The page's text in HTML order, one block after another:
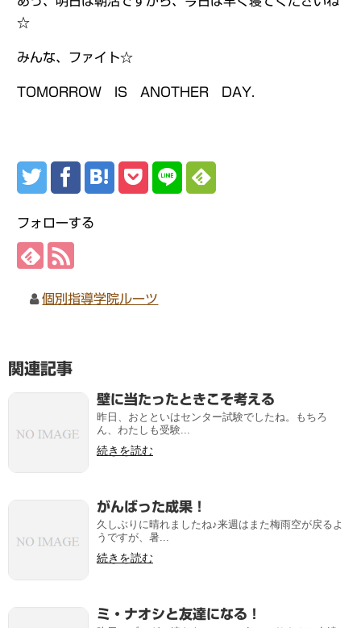
☆
みんな、ファイト☆
TOMORROW IS ANOTHER DAY.
フォローする
個別指導学院ルーツ
関連記事
壁に当たったときこそ考える
昨日、おとといはセンター試験でしたね。もちろ
ん、わたしも受験...
続きを読む
がんばった成果！
久しぶりに晴れましたね♪来週はまた梅雨空が戻るよ
うですが、暑...
続きを読む
ミ・ナオシと友達になる！